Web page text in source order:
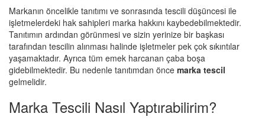
Markanın öncelikle tanıtımı ve sonrasında tescili düşüncesi ile
işletmelerdeki hak sahipleri marka hakkını kaybedebilmektedir.
Tanıtımın ardından görünmesi ve sizin yerinize bir başkası
tarafından tescilin alınması halinde işletmeler pek çok sıkıntılar
yaşamaktadır. Ayrıca tüm emek harcanan çaba boşa
gidebilmektedir. Bu nedenle tanıtımdan önce marka tescil
gelmelidir.
Marka Tescili Nasıl Yaptırabilirim?